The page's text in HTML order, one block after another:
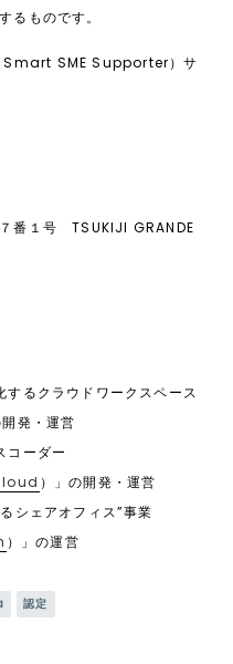
るものです。
Smart SME Supporter）サ
番１号 TSUKIJI GRANDE
るクラウドワークスペース
発・運営
コーダー
）」の開発・運営
シェアオフィス”事業
）」の運営
ン
認定